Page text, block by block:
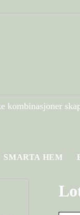
kombinasjoner
SMARTA HEM